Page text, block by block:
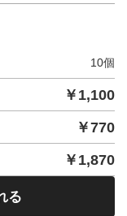
10個
￥ 1,100
￥770
￥ 1,870
る